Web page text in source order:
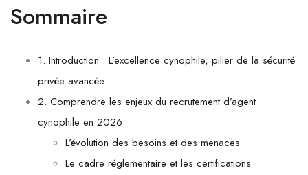
Sommaire
1. Introduction : L’excellence cynophile, pilier de la sécurité
privée avancée
2. Comprendre les enjeux du recrutement d’agent
cynophile en 2026
L’évolution des besoins et des menaces
Le cadre réglementaire et les certifications